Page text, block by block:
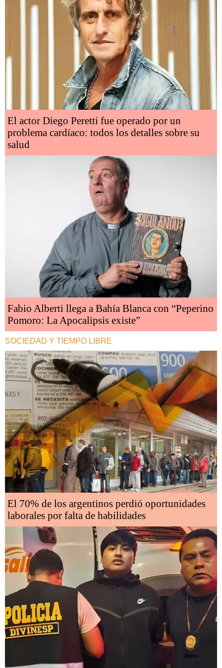
El actor Diego Peretti fue operado por un
problema cardíaco: todos los detalles sobre su
salud
Fabio Alberti llega a Bahía Blanca con “Peperino
Pomoro: La Apocalipsis existe”
SOCIEDAD Y TIEMPO LIBRE
El 70% de los argentinos perdió oportunidades
laborales por falta de habilidades